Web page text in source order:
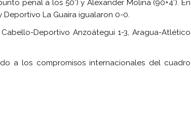
penal a los 50’) y Alexander Molina (90+4’). En
La Guaira igualaron 0-0.
Deportivo Anzoátegui 1-3, Aragua-Atlético
a los compromisos internacionales del cuadro